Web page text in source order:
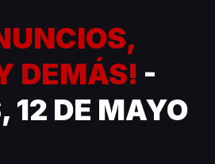
DEMÁS! -
12 DE MAYO